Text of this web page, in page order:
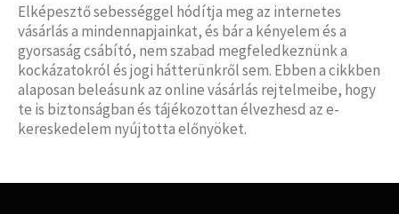
Elképesztő sebességgel hódítja meg az internetes
vásárlás a mindennapjainkat, és bár a kényelem és a
gyorsaság csábító, nem szabad megfeledkeznünk a
kockázatokról és jogi hátterünkről sem. Ebben a cikkben
alaposan beleásunk az online vásárlás rejtelmeibe, hogy
te is biztonságban és tájékozottan élvezhesd az e-
kereskedelem nyújtotta előnyöket.